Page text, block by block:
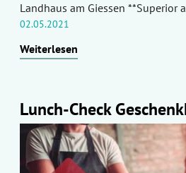
Landhaus am Giessen **Superior
02.05.2021
Weiterlesen
Lunch-Check